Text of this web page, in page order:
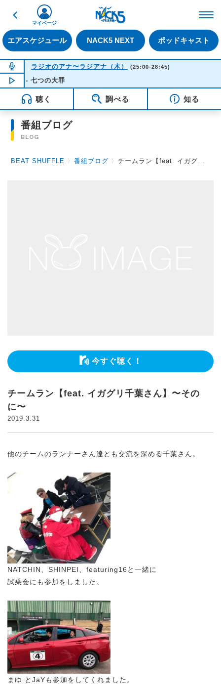
戻る
エアスケジュール NACK5 NEXT ポッドキャスト
マイページ
NOW ON AIR
ラジオのアナ〜ラジアナ（木） (25:00-28:45)
NOW PLAYING
つの大罪
聴く 調べる 知る
番組ブログ
BLOG
BEAT SHUFFLE 〉番組ブログ 〉チームラン【feat. イガグリ千葉さん】〜そのに〜
今すぐ聴く！
チームラン【feat. イガグリ千葉さん】〜その
に〜
2019.3.31
他のチームのランナーさん達とも交流を深める千葉さん。
NATCHIN、SHINPEI、featuring16と一緒に
試乗会にも参加をしました。
まゆ とJaYも参加をしてくれました。